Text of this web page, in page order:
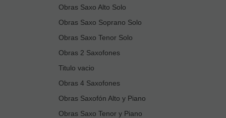
Obras Saxo Alto Solo
Obras Saxo Soprano Solo
Obras Saxo Tenor Solo
Obras 2 Saxofones
Titulo vacio
Obras 4 Saxofones
Obras Saxofón Alto y Piano
Obras Saxo Tenor y Piano